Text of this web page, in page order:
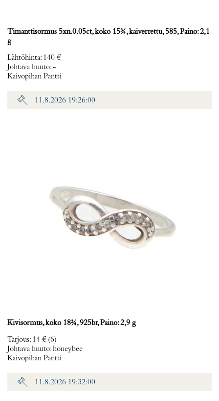
Timanttisormus 5xn.0.05ct, koko 15¾, kaiverrettu, 585, Paino: 2,1
g
Lähtöhinta: 140 €
Johtava huuto:-
Kaivopihan Pantti
11.8.2026 19:26:00
Kivisormus, koko 18¾, 925br, Paino: 2,9 g
Tarjous: 14 € (6)
Johtava huuto:honeybee
Kaivopihan Pantti
11.8.2026 19:32:00